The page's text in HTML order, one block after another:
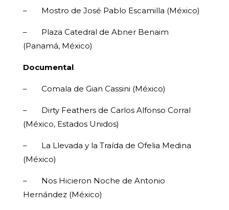
– Mostro de José Pablo Escamilla (México)
– Plaza Catedral de Abner Benaim
(Panamá, México)
Documental
– Comala de Gian Cassini (México)
– Dirty Feathers de Carlos Alfonso Corral
(México, Estados Unidos)
– La Llevada y la Traída de Ofelia Medina
(México)
– Nos Hicieron Noche de Antonio
Hernández (México)